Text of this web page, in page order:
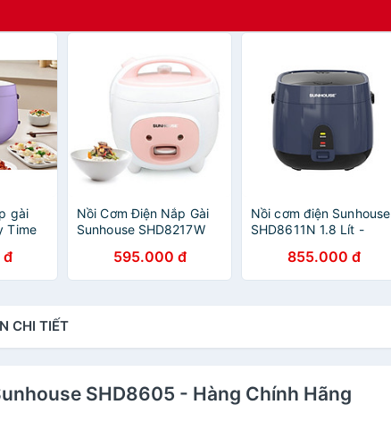
gài
Time
đ
Nồi Cơm Điện Nắp Gài
Sunhouse SHD8217W
595.000 đ
Nồi cơm điện Sunhouse
SHD8611N 1.8 Lít -
855.000 đ
CHI TIẾT
SHD8605 - Hàng Chính Hãng